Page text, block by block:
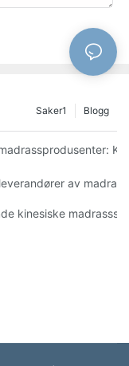
Blogg
Saker1
din
ditt til et
av
bedriften din
kinesiske